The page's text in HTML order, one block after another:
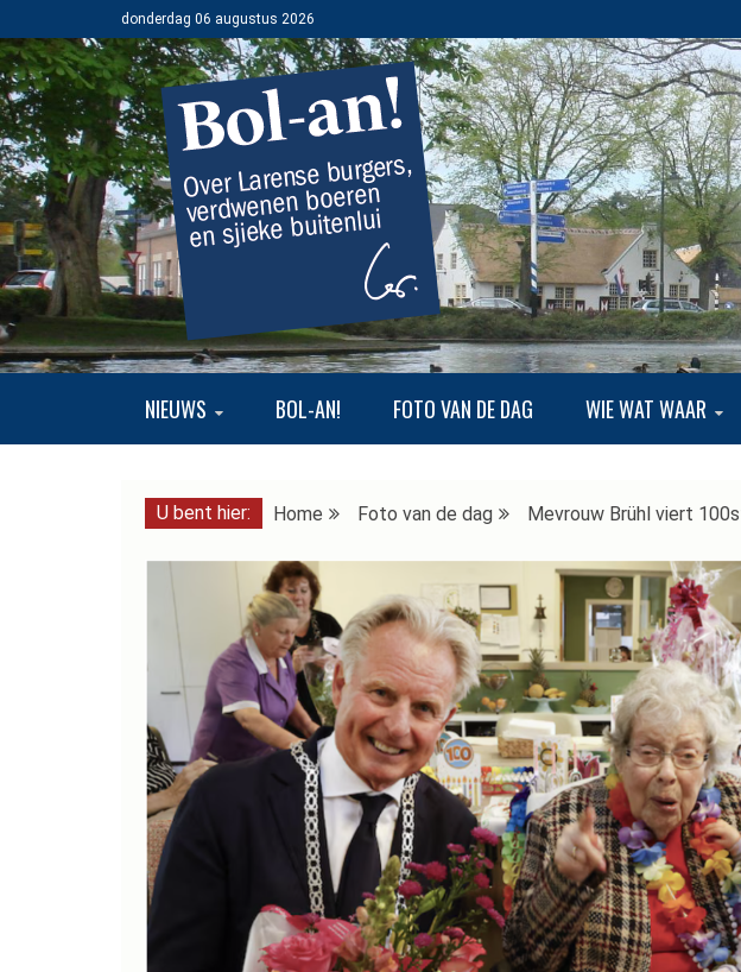
naar
de
inhoud
donderdag 06 augustus 2026
BOL-AN!
NIEUWS BOL-AN! FOTO VAN DE DAG WIE WAT WAAR
U bent hier: Home Foto van de dag Mevrouw Brühl viert